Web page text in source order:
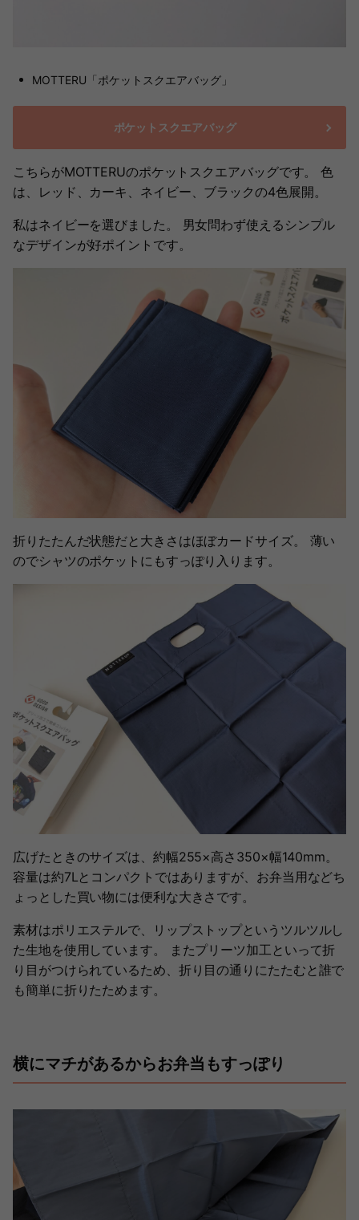
MOTTERU「ポケットスクエアバッグ」
ポケットスクエアバッグ
こちらがMOTTERUのポケットスクエアバッグです。 色
は、レッド、カーキ、ネイビー、ブラックの4色展開。
私はネイビーを選びました。 男女問わず使えるシンプル
なデザインが好ポイントです。
折りたたんだ状態だと大きさはほぼカードサイズ。 薄い
のでシャツのポケットにもすっぽり入ります。
広げたときのサイズは、約幅255×高さ350×幅140mm。
容量は約7Lとコンパクトではありますが、お弁当用などち
ょっとした買い物には便利な大きさです。
素材はポリエステルで、リップストップというツルツルし
た生地を使用しています。 またプリーツ加工といって折
り目がつけられているため、折り目の通りにたたむと誰で
も簡単に折りたためます。
横にマチがあるからお弁当もすっぽり